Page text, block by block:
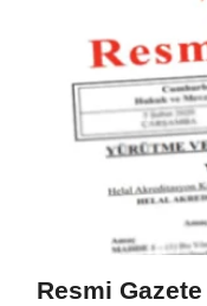
Resmi Gazete